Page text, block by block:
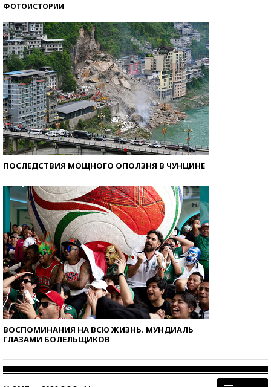
ФОТОИСТОРИИ
ПОСЛЕДСТВИЯ МОЩНОГО ОПОЛЗНЯ В ЧУНЦИНЕ
ВОСПОМИНАНИЯ НА ВСЮ ЖИЗНЬ. МУНДИАЛЬ
ГЛАЗАМИ БОЛЕЛЬЩИКОВ